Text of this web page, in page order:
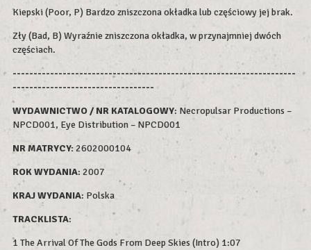
Kiepski (Poor, P) Bardzo zniszczona okładka lub częściowy jej brak.
Zły (Bad, B) Wyraźnie zniszczona okładka, w przynajmniej dwóch
częściach.
--------------------------------------------------------------------
----------------------------------
WYDAWNICTWO / NR KATALOGOWY: Necropulsar Productions –
NPCD001, Eye Distribution – NPCD001
NR MATRYCY:2602000104
ROK WYDANIA: 2007
KRAJ WYDANIA: Polska
TRACKLISTA:
1 The Arrival Of The Gods From Deep Skies (Intro) 1:07